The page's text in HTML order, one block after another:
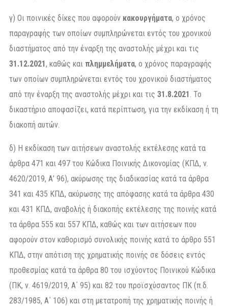
γ) Οι ποινικές δίκες που αφορούν κακουργήματα, ο χρόνος
παραγραφής των οποίων συμπληρώνεται εντός του χρονικού
διαστήματος από την έναρξη της αναστολής μέχρι και τις
31.12.2021, καθώς και πλημμελήματα, ο χρόνος παραγραφής
των οποίων συμπληρώνεται εντός του χρονικού διαστήματος
από την έναρξη της αναστολής μέχρι και τις 31.8.2021 . Το
δικαστήριο αποφασίζει, κατά περίπτωση, για την εκδίκαση ή τη
διακοπή αυτών.
δ) Η εκδίκαση των αιτήσεων αναστολής εκτέλεσης κατά τα
άρθρα 471 και 497 του Κώδικα Ποινικής Δικονομίας (ΚΠΔ, ν.
4620/2019, Α’ 96), ακύρωσης της διαδικασίας κατά τα άρθρα
341 και 435 ΚΠΔ, ακύρωσης της απόφασης κατά τα άρθρα 430
και 431 ΚΠΔ, αναβολής ή διακοπής εκτέλεσης της ποινής κατά
τα άρθρα 555 και 557 ΚΠΔ, καθώς και των αιτήσεων που
αφορούν στον καθορισμό συνολικής ποινής κατά το άρθρο 551
ΚΠΔ, στην απότιση της χρηματικής ποινής σε δόσεις εντός
προθεσμίας κατά τα άρθρα 80 του ισχύοντος Ποινικού Κώδικα
(ΠΚ, ν. 4619/2019, Α΄ 95) και 82 του προϊσχύσαντος ΠΚ (π.δ.
283/1985, Α΄ 106) και στη μετατροπή της χρηματικής ποινής ή